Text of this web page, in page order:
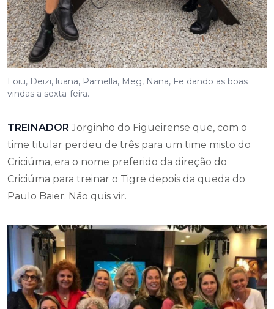
Loiu, Deizi, luana, Pamella, Meg, Nana, Fe dando as boas
vindas a sexta-feira.
TREINADOR Jorginho do Figueirense que, com o
time titular perdeu de três para um time misto do
Criciúma, era o nome preferido da direção do
Criciúma para treinar o Tigre depois da queda do
Paulo Baier. Não quis vir.